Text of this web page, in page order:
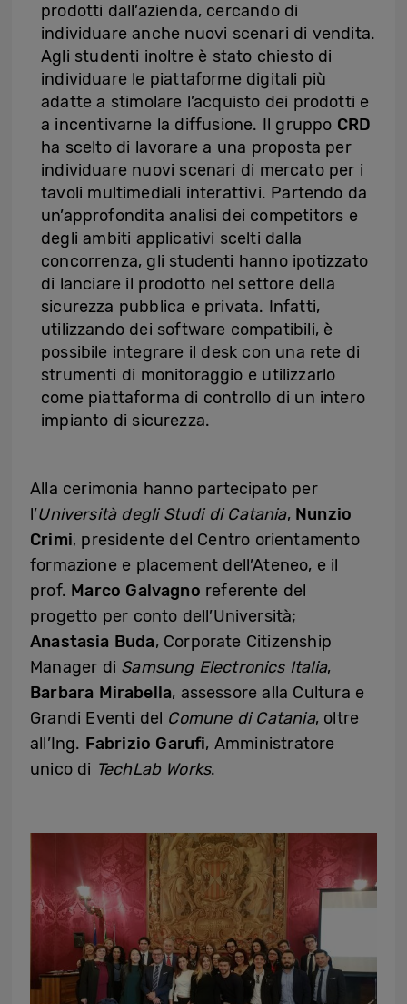
prodotti dall’azienda, cercando di
individuare anche nuovi scenari di vendita.
Agli studenti inoltre è stato chiesto di
individuare le piattaforme digitali più
adatte a stimolare l’acquisto dei prodotti e
a incentivarne la diffusione. Il gruppo CRD
ha scelto di lavorare a una proposta per
individuare nuovi scenari di mercato per i
tavoli multimediali interattivi. Partendo da
un’approfondita analisi dei competitors e
degli ambiti applicativi scelti dalla
concorrenza, gli studenti hanno ipotizzato
di lanciare il prodotto nel settore della
sicurezza pubblica e privata. Infatti,
utilizzando dei software compatibili, è
possibile integrare il desk con una rete di
strumenti di monitoraggio e utilizzarlo
come piattaforma di controllo di un intero
impianto di sicurezza.
Alla cerimonia hanno partecipato per
l’Università degli Studi di Catania, Nunzio
Crimi, presidente del Centro orientamento
formazione e placement dell’Ateneo, e il
prof. Marco Galvagno referente del
progetto per conto dell’Università;
Anastasia Buda, Corporate Citizenship
Manager di Samsung Electronics Italia,
Barbara Mirabella, assessore alla Cultura e
Grandi Eventi del Comune di Catania, oltre
all’Ing. Fabrizio Garufi, Amministratore
unico di TechLab Works.